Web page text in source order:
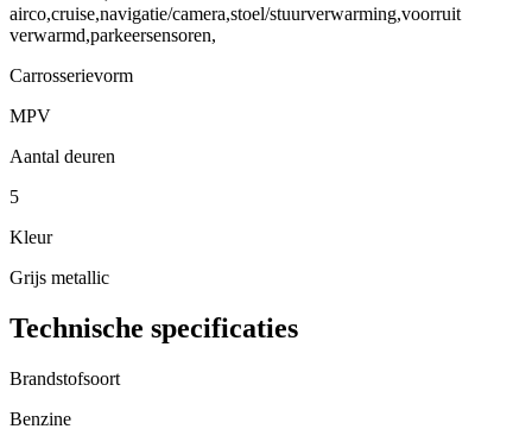
airco,cruise,navigatie/camera,stoel/stuurverwarming,voorruit
verwarmd,parkeersensoren,
Carrosserievorm
MPV
Aantal deuren
5
Kleur
Grijs metallic
Technische specificaties
Brandstofsoort
Benzine